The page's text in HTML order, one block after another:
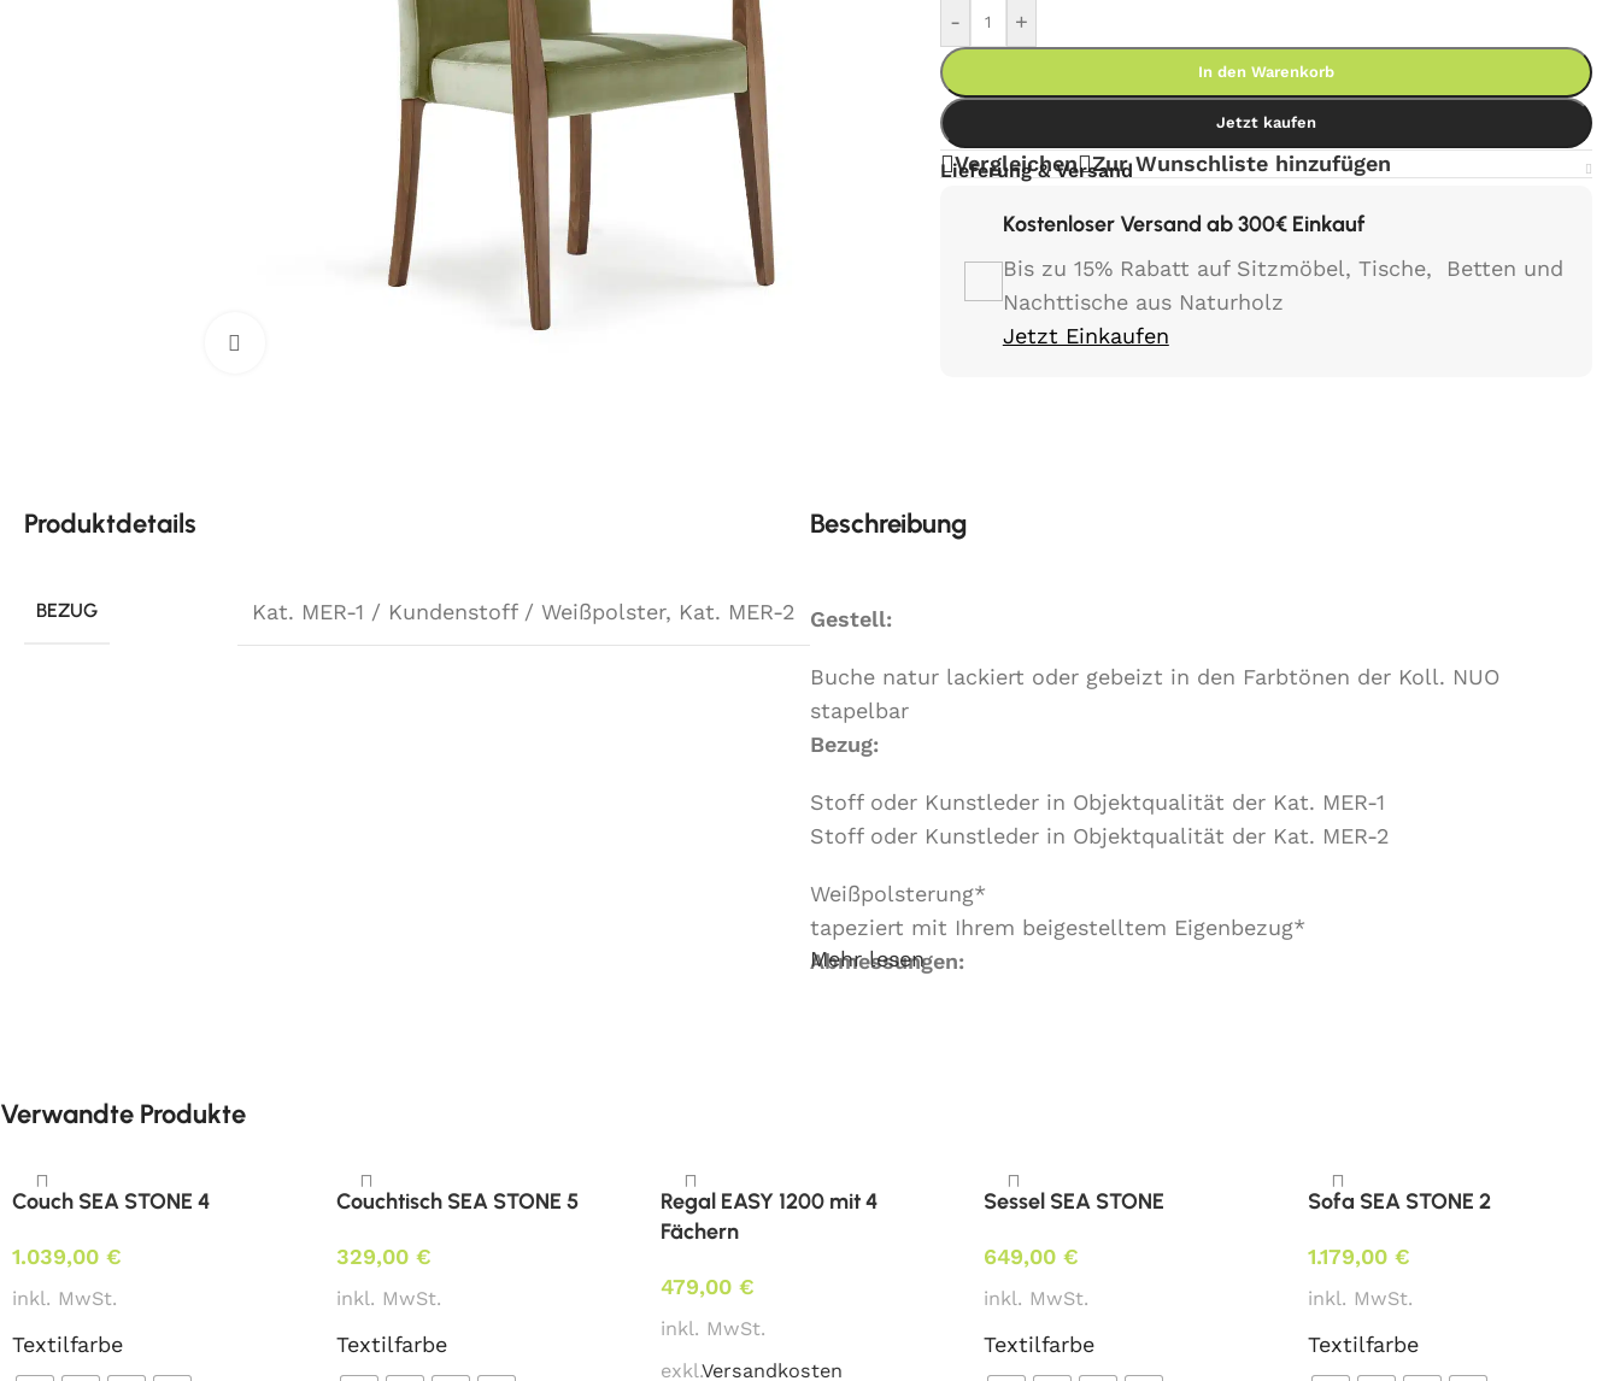
- +
In den Warenkorb
Jetzt kaufen
Vergleichen Zur Wunschliste hinzufügen
Lieferung & Versand
Kostenloser Versand ab 300€ Einkauf
Bis zu 15% Rabatt auf Sitzmöbel, Tische, Betten und
Nachttische aus Naturholz
Jetzt Einkaufen
Produktdetails
BEZUG Kat. MER-1 / Kundenstoff / Weißpolster, Kat. MER-2
Beschreibung
Gestell:
Buche natur lackiert oder gebeizt in den Farbtönen der Koll. NUO
stapelbar
Bezug:
Stoff oder Kunstleder in Objektqualität der Kat. MER-1
Stoff oder Kunstleder in Objektqualität der Kat. MER-2
Weißpolsterung*
tapeziert mit Ihrem beigestelltem Eigenbezug*
Abmessungen:
6 Wochen
Mehr lesen
Verwandte Produkte
Couch SEA STONE 4
1.039,00 €
inkl. MwSt.
Textilfarbe
Couchtisch SEA STONE 5
329,00 €
inkl. MwSt.
Textilfarbe
Regal EASY 1200 mit 4
Fächern
479,00 €
inkl. MwSt.
exkl.Versandkosten
Sessel SEA STONE
649,00€
inkl. MwSt.
Textilfarbe
Sofa SEA STONE 2
1.179,00€
inkl. MwSt.
Textilfarbe